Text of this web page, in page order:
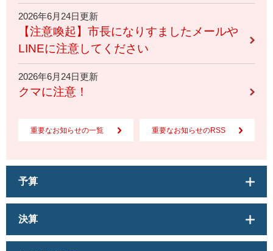
2026年6月24日更新
【注意喚起】市長になりすましたメールや
LINEに注意してください
2026年6月24日更新
クマに注意！
重要なお知らせの一覧 重要なお知らせのRSS
予算
決算